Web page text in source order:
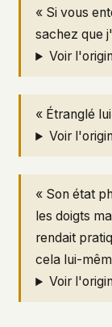
« Si vous
sachez que
Voir
« Étranglé
Voir
« Son état
les doigts
rendait
cela lui-
Voir